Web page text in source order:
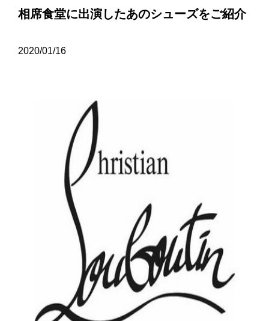
相席食堂に出演したあのシューズをご紹介
2020/01/16